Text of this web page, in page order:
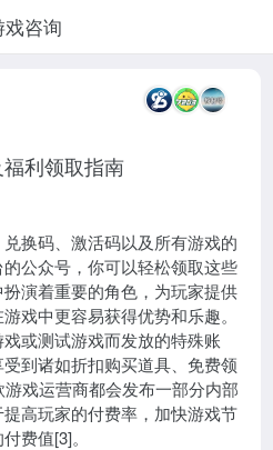
戏咨询
利领取指南
换码、激活码以及所有游戏的
公众号，你可以轻松领取这些
演着重要的角色，为玩家提供
戏中更容易获得优势和乐趣。
或测试游戏而发放的特殊账
到诸如折扣购买道具、免费领
戏运营商都会发布一部分内部
高玩家的付费率，加快游戏节
费值[3]。